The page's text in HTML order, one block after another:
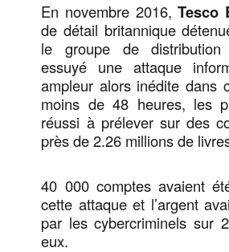
En novembre 2016,Tesco
de détail britannique
le groupe de distribution
essuyé une attaque
ampleur alors inédite dans
moins de 48 heures, les
réussi à prélever sur des
près de 2.26 millions de
40 000 comptes avaient
cette attaque et l’argent
par les cybercriminels sur
eux.